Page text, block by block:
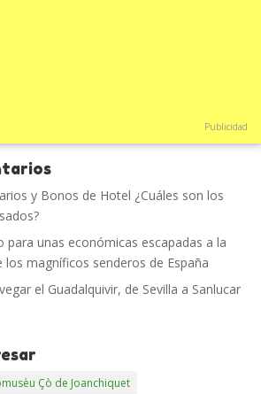
Publicidad
y Bonos de Hotel ¿Cuáles son los
para unas económicas escapadas a la
los magníficos senderos de España
el Guadalquivir, de Sevilla a Sanlucar
Çò de Joanchiquet